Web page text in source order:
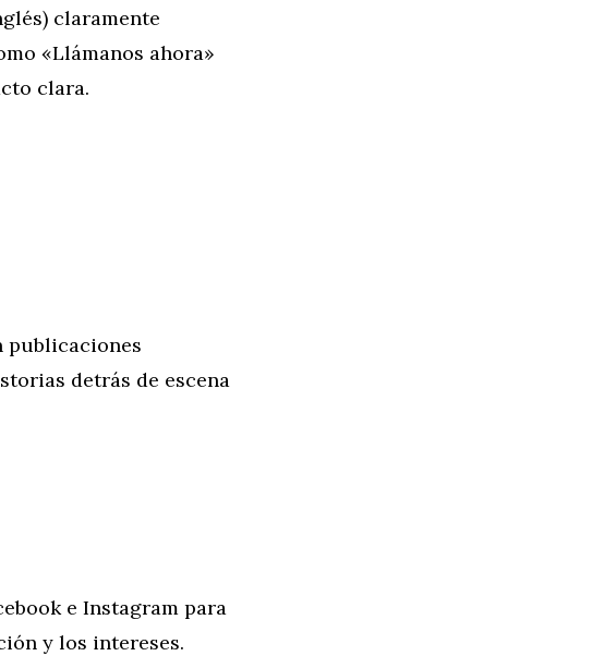
claramente
«Llámanos ahora»
clara.
publicaciones
detrás de escena
e Instagram para
y los intereses.